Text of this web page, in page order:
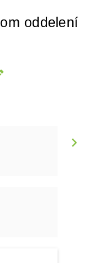
oddelení
keyboard_arrow_right